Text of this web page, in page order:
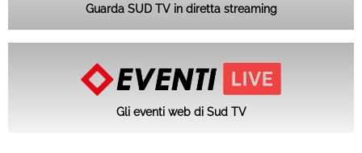
Guarda SUD TV in diretta streaming
Gli eventi web di Sud TV